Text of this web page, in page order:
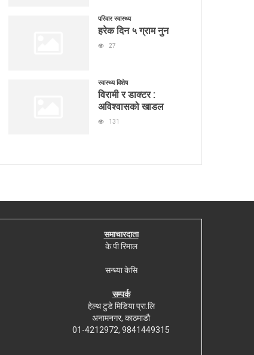
परिवार स्वास्थ्य
हरेक दिन ५ ग्राम नुन
27
स्वास्थ्य विशेष
विरामी र डाक्टर :
अविश्वासको खाडल
131
समाचारदाता
के.पी रिमाल
सन्ध्या केसि
सम्पर्क
हेल्थ टुडे मिडिया प्रा.लि
अनामनगर, काठमाडौ
01-4212972, 9841449315